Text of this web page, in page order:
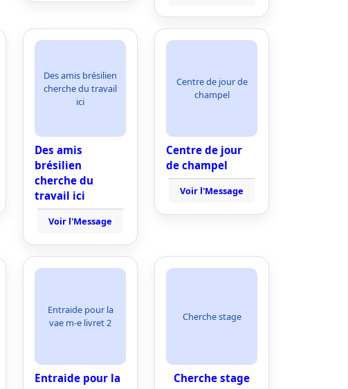
Des amis brésilien
cherche du travail
ici
Des amis
brésilien
cherche du
travail ici
Voir l'Message
Centre de jour de
champel
Centre de jour
de champel
Voir l'Message
Entraide pour la
vae m-e livret 2
Entraide pour la
Cherche stage
Cherche stage